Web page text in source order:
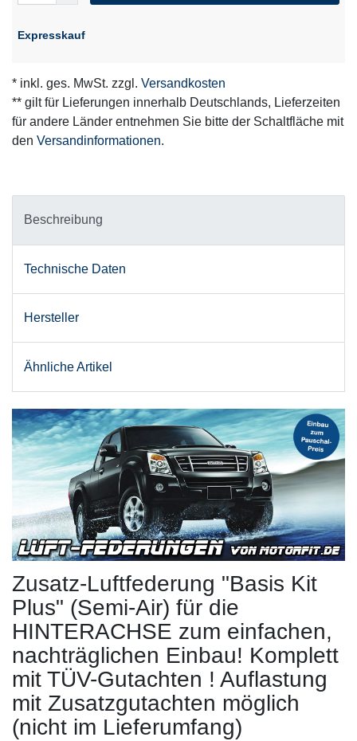
Expresskauf
* inkl. ges. MwSt. zzgl. Versandkosten
** gilt für Lieferungen innerhalb Deutschlands, Lieferzeiten
für andere Länder entnehmen Sie bitte der Schaltfläche mit
den Versandinformationen.
Beschreibung
Technische Daten
Hersteller
Ähnliche Artikel
Zusatz-Luftfederung "Basis Kit
Plus" (Semi-Air) für die
HINTERACHSE zum einfachen,
nachträglichen Einbau! Komplett
mit TÜV-Gutachten ! Auflastung
mit Zusatzgutachten möglich
(nicht im Lieferumfang)